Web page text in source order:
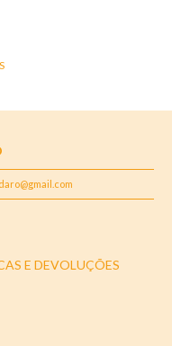
E DEVOLUÇÕES